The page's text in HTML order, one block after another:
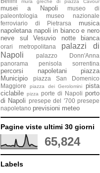
mura greche di piazza Cavour
musei a Napoli
museo di
paleontologia
museo nazionale
ferroviario di Pietrarsa
musica
napoletana napoli in bianco e nero
neve sul Vesuvio
notte bianca
orari metropolitana
palazzi di
Napoli
palazzo Donn'Anna
panorama penisola sorrentina
percorsi napoletani
piazza
Municipio
piazza San Domenico
Maggiore
piazza dei Gerolomini
pista
ciclabile pizza porte di Napoli porto
di Napoli presepe del '700 presepe
napoletano previsioni meteo
Pagine viste ultimi 30 giorni
65,824
Labels